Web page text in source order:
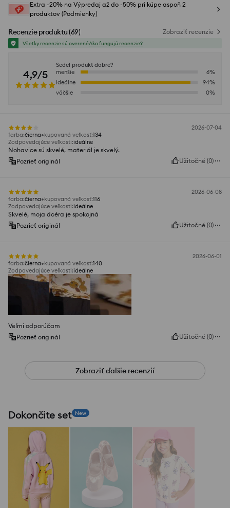
Extra -20% na Výpredaj až do -50% pri kúpe aspoň 2
produktov (Podmienky)
Recenzie produktu(69) Zobraziť recenzie
Všetky recenzie sú overenéAko fungujú recenzie?
4,9/5
Sedel produkt dobre?
menšie
6%
ideálne
94%
väčšie
0%
2026-07-04
farba:čierna kupovaná veľkosť:134
Zodpovedajúce veľkosti:ideálne
Nohavice sú skvelé, materiál je skvelý.
Pozrieť originál
Užitočné (0)
2026-06-08
farba:čierna kupovaná veľkosť:116
Zodpovedajúce veľkosti:ideálne
Skvelé, moja dcéra je spokojná
Pozrieť originál
Užitočné (0)
2026-06-01
farba:čierna kupovaná veľkosť:140
Zodpovedajúce veľkosti:ideálne
Veľmi odporúčam
Pozrieť originál
Užitočné (0)
Zobraziť ďalšie recenzií
Dokončite set New